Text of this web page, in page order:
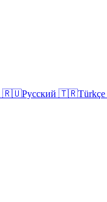
🇷🇺Русский 🇹🇷Türkçe